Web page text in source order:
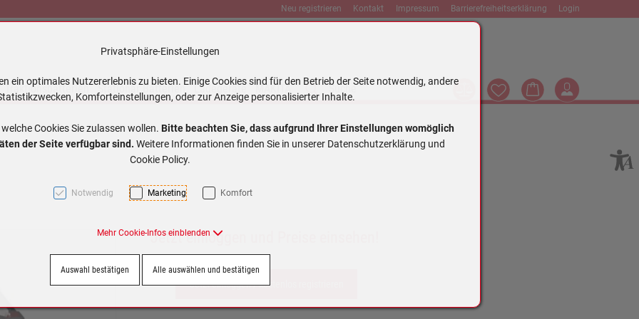
Neu registrieren Kontakt Impressum Barrierefreiheitserklärung Login
Traktionsbatterien Stationär Batterien Ladegeräte MAKITA Suche VergleichWunschlisteWarenkorbLogin
Jetzt einloggen und Preise einsehen!
Jetzt einloggen / kostenlos registrieren
Privatsphäre-Einstellungen
ein optimales Nutzererlebnis zu bieten. Einige Cookies sind für den Betrieb der Seite notwendig, andere
Komforteinstellungen, oder zur Anzeige personalisierter Inhalte.
Cookies Sie zulassen wollen. Bitte beachten Sie, dass aufgrund Ihrer Einstellungen womöglich
der Seite verfügbar sind. Weitere Informationen finden Sie in unserer Datenschutzerklärung und
Cookie Policy.
Notwendig Marketing Komfort
Mehr Cookie-Infos einblenden
Auswahl bestätigen Alle auswählen und bestätigen